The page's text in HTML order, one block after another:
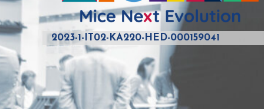
2023-1-IT02-KA220-HED-000159041